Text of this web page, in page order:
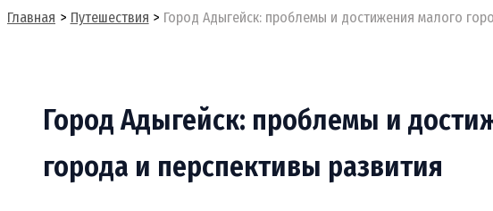
Главная Путешествия Город Адыгейск: проблемы и достижения малого
Город Адыгейск: проблемы и
города и перспективы развития